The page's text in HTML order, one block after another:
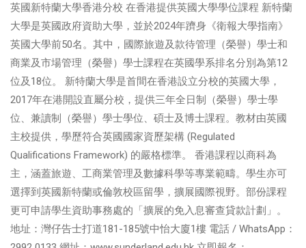
英國新特蘭大學香港分校 在香港提供英國大學學位課程 新特蘭
大學是英國政府資助大學，並於2024年躋身《衛報大學指南》
英國大學前50名。其中，國際旅遊及款待管理（榮譽）學士和
商業及市場管理（榮譽）學士課程在英國學系排名分別為第12
位及18位。 新特蘭大學是首間在香港設立分校的英國大學，
2017年在港開設直屬分校，提供三年全日制（榮譽）學士學
位、兼讀制（榮譽）學士學位、碩士及博士課程。教材由英國
主校提供，學歷符合英國國家資歷架構 (Regulated
Qualifications Framework) 的嚴格標準。 香港課程以商科為
主，涵蓋旅遊、工商業管理及數據科學等專業範疇。學生亦可
選擇到英國新特蘭或倫敦校區留學，擴展國際視野。部份課程
更可申請學生資助事務處的「擴展的免入息審查貸款計劃」。
地址：灣仔告士打道181-185號中怡大廈1樓 電話 / WhatsApp：